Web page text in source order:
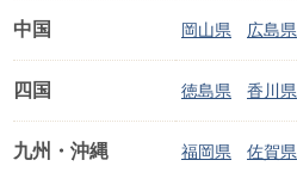
中国 岡山県 広島県
四国 徳島県 香川県
九州・沖縄 福岡県 佐賀県